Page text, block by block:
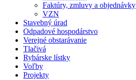
Faktúry, zmluvy a objednávky
VZN
Stavebný úrad
Odpadové hospodárstvo
Verejné obstarávanie
Tlačivá
Rybárske lístky
Voľby
Projekty